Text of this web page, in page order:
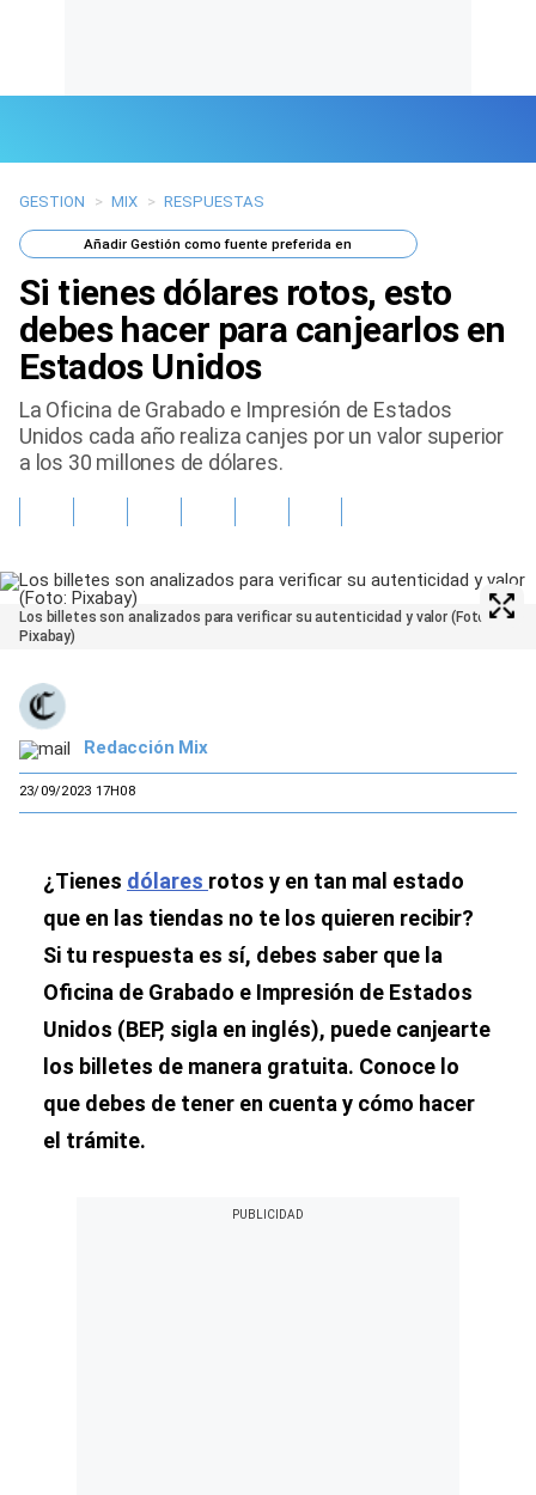
Últimas Noticias
Mi Bolsillo
Respuestas
Gente
Vida Laboral
Sports
GESTION > MIX > RESPUESTAS
AñadirGestión como fuente preferida en
Si tienes dólares rotos, esto
debes hacer para canjearlos en
Estados Unidos
La Oficina de Grabado e Impresión de Estados
Unidos cada año realiza canjes por un valor superior
a los 30 millones de dólares.
Los billetes son analizados para verificar su autenticidad y valor (Foto:
Pixabay)
Redacción Mix
23/09/2023 17H08
¿Tienes dólares rotos y en tan mal estado
que en las tiendas no te los quieren recibir?
Si tu respuesta es sí, debes saber que la
Oficina de Grabado e Impresión de Estados
Unidos (BEP, sigla en inglés), puede canjearte
los billetes de manera gratuita. Conoce lo
que debes de tener en cuenta y cómo hacer
el trámite.